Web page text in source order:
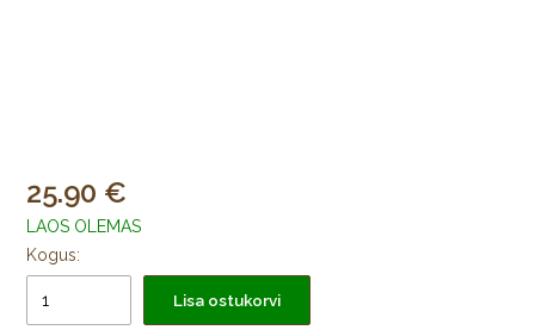
25.90
LAOS OLEMAS
Kogus:
Lisa ostukorvi